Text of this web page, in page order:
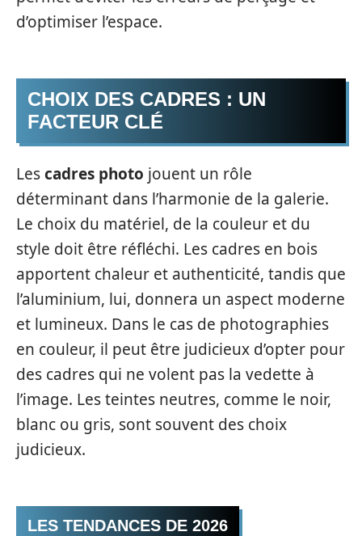
d’optimiser l’espace.
CHOIX DES CADRES : UN
FACTEUR CLÉ
Lescadres photo jouent un rôle
déterminant dans l’harmonie de la galerie.
Le choix du matériel, de la couleur et du
style doit être réfléchi. Les cadres en bois
apportent chaleur et authenticité, tandis que
l’aluminium, lui, donnera un aspect moderne
et lumineux. Dans le cas de photographies
en couleur, il peut être judicieux d’opter pour
des cadres qui ne volent pas la vedette à
l’image. Les teintes neutres, comme le noir,
blanc ou gris, sont souvent des choix
judicieux.
LES TENDANCES DE 2026